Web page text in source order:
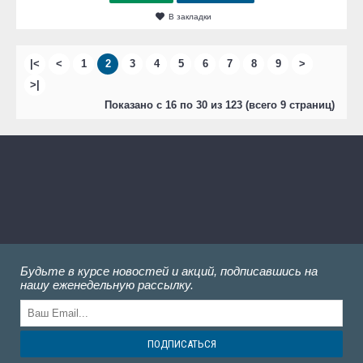
В закладки
|< < 1 2 3 4 5 6 7 8 9
>
>|
Показано с 16 по 30 из 123 (всего 9 страниц)
Будьте в курсе новостей и акций, подписавшись на
нашу еженедельную рассылку.
ПОДПИСАТЬСЯ